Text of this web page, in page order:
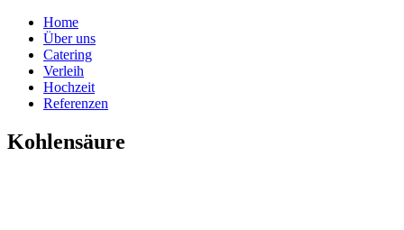
Home
Über uns
Catering
Verleih
Hochzeit
Referenzen
Kohlensäure